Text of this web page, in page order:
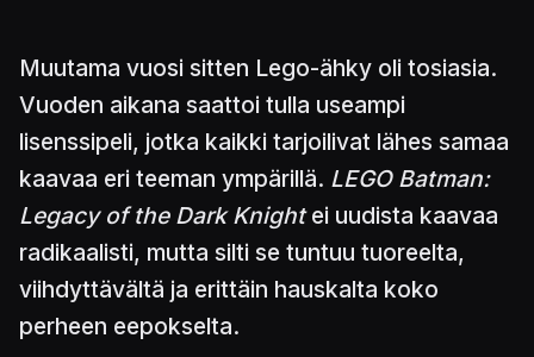
Muutama vuosi sitten Lego-ähky oli tosiasia.
Vuoden aikana saattoi tulla useampi
lisenssipeli, jotka kaikki tarjoilivat lähes samaa
kaavaa eri teeman ympärillä. LEGO Batman:
Legacy of the Dark Knightei uudista kaavaa
radikaalisti, mutta silti se tuntuu tuoreelta,
viihdyttävältä ja erittäin hauskalta koko
perheen eepokselta.